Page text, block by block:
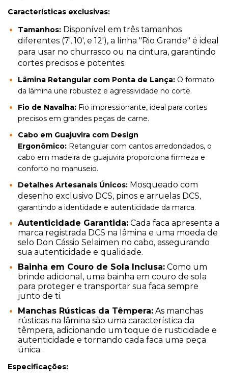
Características exclusivas:
Tamanhos: Disponível em três tamanhos
diferentes (7', 10', e 12'), a linha "Rio Grande" é ideal
para usar no churrasco ou na cintura, garantindo
cortes precisos e potentes.
Lâmina Retangular com Ponta de Lança: O formato
da lâmina une robustez e agressividade no corte.
Fio de Navalha: Fio impressionante, ideal para cortes
precisos em grandes peças de carne.
Cabo em Guajuvira com Design
Ergonômico: Retangular com cantos arredondados, o
cabo em madeira de guajuvira proporciona firmeza e
conforto no manuseio.
Detalhes Artesanais Únicos: Mosqueado com
desenho exclusivo DCS, pinos e arruelas DCS,
garantindo a identidade e autenticidade da marca.
Autenticidade Garantida: Cada faca apresenta a
marca registrada DCS na lâmina e uma moeda de
selo Don Cássio Selaimen no cabo, assegurando
sua autenticidade e qualidade.
Bainha em Couro de Sola Inclusa: Como um
brinde adicional, uma bainha em couro de sola
para proteger e transportar sua faca sempre
junto de ti.
Manchas Rústicas da Têmpera: As manchas
rústicas na lâmina são uma característica da
têmpera, adicionando um toque de rusticidade e
autenticidade e tornando cada faca uma peça
única.
Especificações: